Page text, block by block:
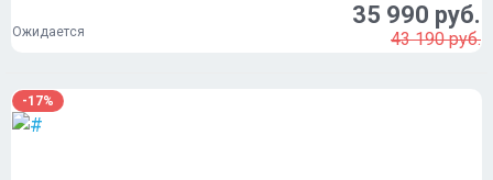
Ожидается
35 990 руб.
43 190 руб.
-17%